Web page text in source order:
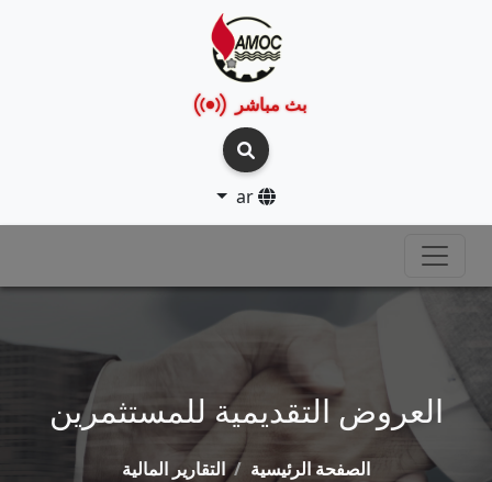
بث مباشر
ar
العروض التقديمية للمستثمرين
الصفحة الرئيسية
التقارير المالية